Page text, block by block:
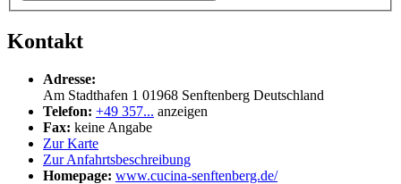
Kontakt
Adresse:
Am Stadthafen 1 01968 Senftenberg Deutschland
Telefon: +49 357... anzeigen
Fax: keine Angabe
Zur Karte
Zur Anfahrtsbeschreibung
Homepage: www.cucina-senftenberg.de/